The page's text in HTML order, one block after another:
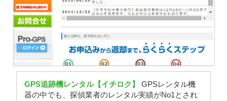
GPS追跡機レンタル【イチロク】
GPSレンタル機
器の中でも、探偵業者のレンタル実績がNo1とされ